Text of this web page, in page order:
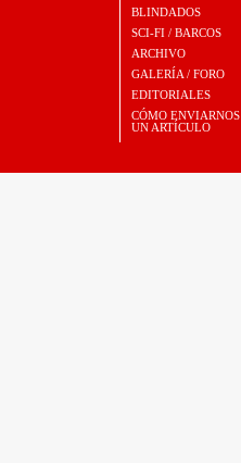
BLINDADOS
SCI-FI / BARCOS
ARCHIVO
GALERÍA / FORO
EDITORIALES
CÓMO ENVIARNOS
UN ARTÍCULO